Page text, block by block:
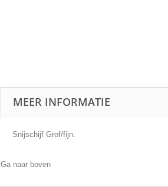
MEER INFORMATIE
Snijschijf Grof/fijn.
Ga naar boven